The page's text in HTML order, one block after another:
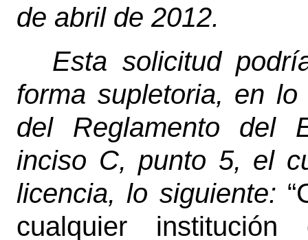
de abril de 2012.
Esta solicitud
forma supletoria, en
del Reglamento del
inciso C, punto 5, el
licencia, lo siguiente:
cualquier